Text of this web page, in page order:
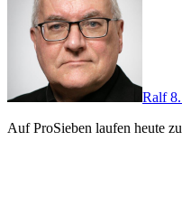
Ralf
Auf ProSieben laufen heute